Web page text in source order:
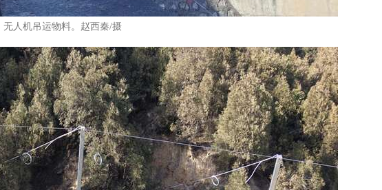
无人机吊运物料。赵西秦/摄